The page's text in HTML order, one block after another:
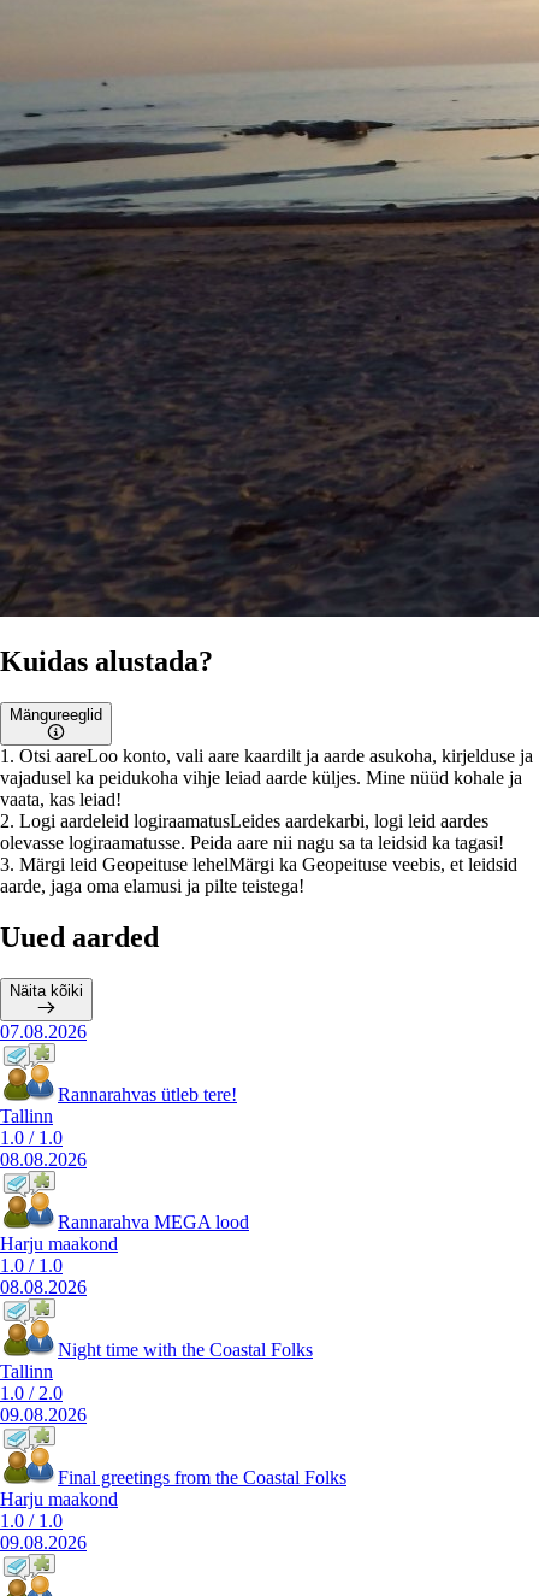
Kuidas alustada?
Mängureeglid
1 . Otsi aareLoo konto, vali aare kaardilt ja aarde asukoha, kirjelduse ja
vajadusel ka peidukoha vihje leiad aarde küljes. Mine nüüd kohale ja
vaata, kas leiad!
2. Logi aardeleid logiraamatusLeides aardekarbi, logi leid aardes
olevasse logiraamatusse. Peida aare nii nagu sa ta leidsid ka tagasi!
3. Märgi leid Geopeituse lehelMärgi ka Geopeituse veebis, et leidsid
aarde, jaga oma elamusi ja pilte teistega!
Uued aarded
Näita kõiki
07.08.2026
Rannarahvas ütleb tere!
Tallinn
1.0 / 1.0
08.08.2026
Rannarahva MEGA lood
Harju maakond
1.0 / 1.0
08.08.2026
Night time with the Coastal Folks
Tallinn
1.0 / 2.0
09.08.2026
Final greetings from the Coastal Folks
Harju maakond
1.0 / 1.0
09.08.2026